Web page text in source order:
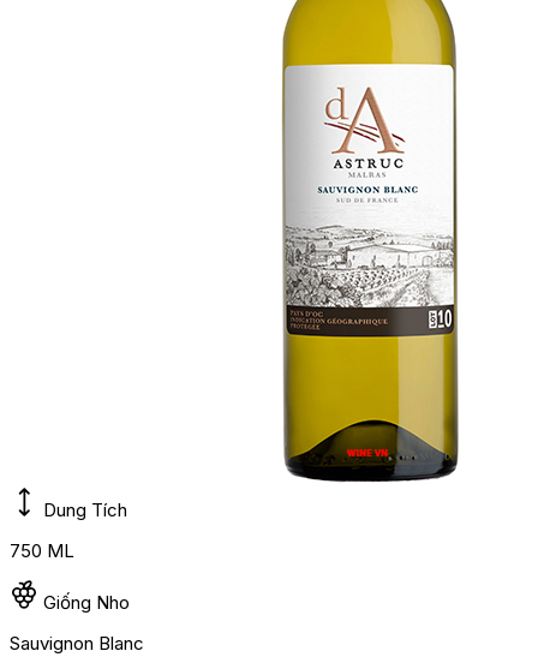
Dung Tích
750 ML
Giống Nho
Sauvignon Blanc